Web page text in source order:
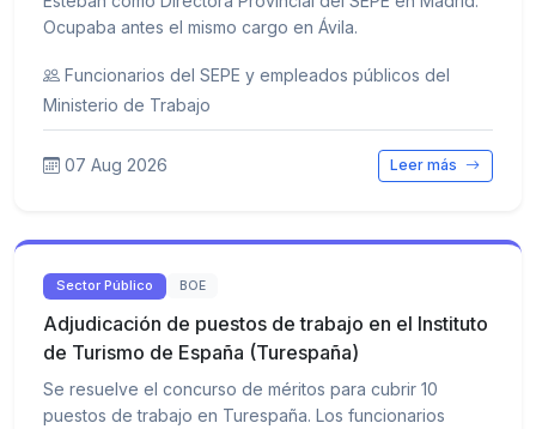
Ocupaba antes el mismo cargo en Ávila.
Funcionarios del SEPE y empleados públicos del
Ministerio de Trabajo
07 Aug 2026 Leer más
Sector Público BOE
Adjudicación de puestos de trabajo en el Instituto
de Turismo de España (Turespaña)
Se resuelve el concurso de méritos para cubrir 10
puestos de trabajo en Turespaña. Los funcionarios